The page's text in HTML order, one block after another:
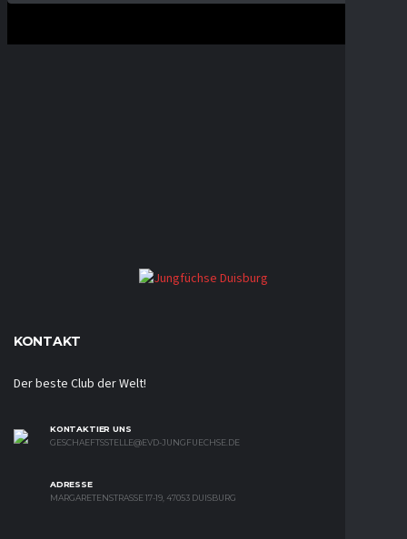
KONTAKT
Der beste Club der Welt!
KONTAKTIER UNS
GESCHAEFTSSTELLE@EVD-JUNGFUECHSE.DE
ADRESSE
MARGARETENSTRASSE 17-19, 47053 DUISBURG